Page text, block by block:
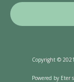
Copyright ©
Powered by Eter